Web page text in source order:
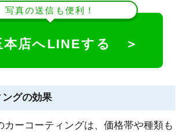
写真の送信も便利！
本店へLINEする ＞
グの効果
カーコーティングは、価格帯や種類も